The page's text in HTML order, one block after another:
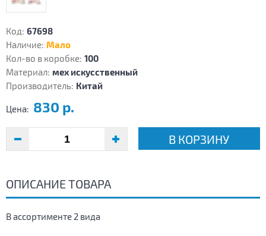
Код: 67698
Наличие: Мало
Кол-во в коробке: 100
Материал: мех искусственный
Производитель: Китай
Цена: 830 р.
В КОРЗИНУ
ОПИСАНИЕ ТОВАРА
В ассортименте 2 вида